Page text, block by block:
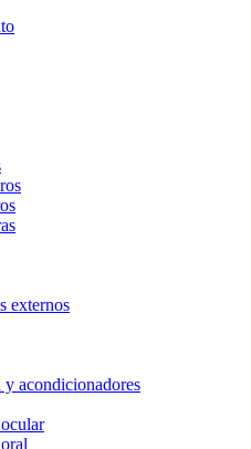
externos
y acondicionadores